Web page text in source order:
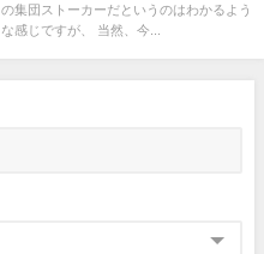
の集団ストーカーだというのはわかるよう
な感じですが、 当然、今...